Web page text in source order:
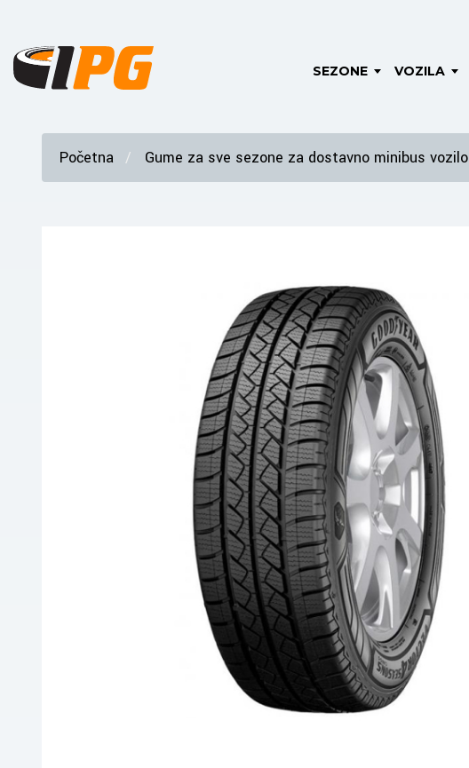
SEZONE VOZILA
Početna Gume za sve sezone za dostavno minibus vozilo